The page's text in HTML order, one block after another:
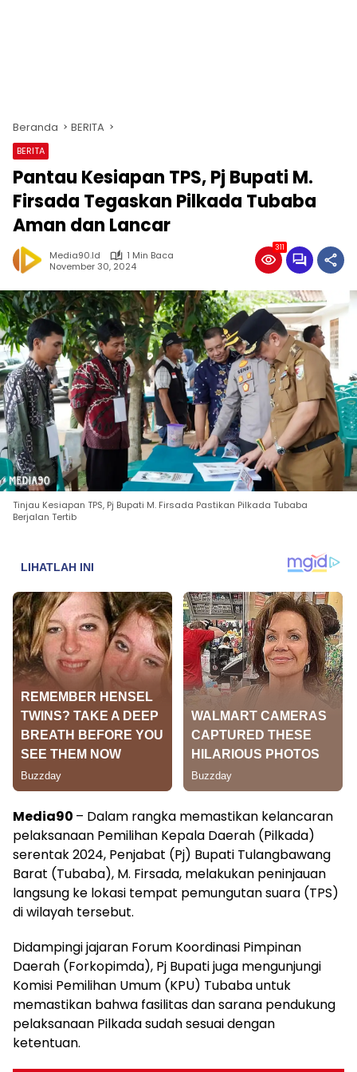
Beranda BERITA
BERITA
Pantau Kesiapan TPS, Pj Bupati M.
Firsada Tegaskan Pilkada Tubaba
Aman dan Lancar
Media90.id
1 Min Baca
November 30, 2024
311
Tinjau Kesiapan TPS, Pj Bupati M. Firsada Pastikan Pilkada Tubaba
Berjalan Tertib
Media90 – Dalam rangka memastikan kelancaran
pelaksanaan Pemilihan Kepala Daerah (Pilkada)
serentak 2024, Penjabat (Pj) Bupati Tulangbawang
Barat (Tubaba), M. Firsada, melakukan peninjauan
langsung ke lokasi tempat pemungutan suara (TPS)
di wilayah tersebut.
Didampingi jajaran Forum Koordinasi Pimpinan
Daerah (Forkopimda), Pj Bupati juga mengunjungi
Komisi Pemilihan Umum (KPU) Tubaba untuk
memastikan bahwa fasilitas dan sarana pendukung
pelaksanaan Pilkada sudah sesuai dengan
ketentuan.